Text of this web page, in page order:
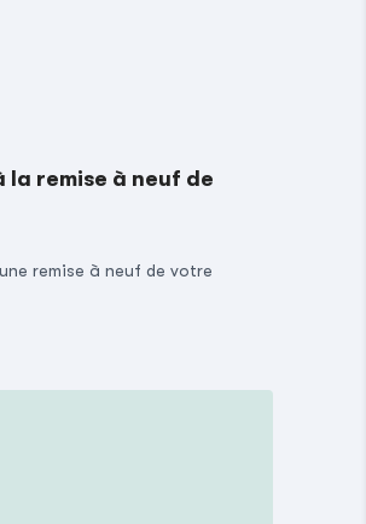
la remise à neuf de
remise à neuf de votre